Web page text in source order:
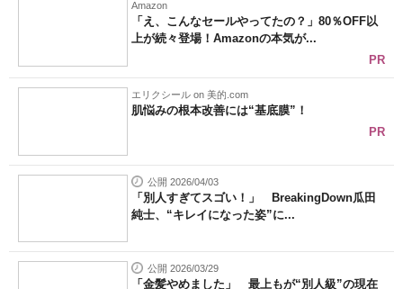
Amazon
「え、こんなセールやってたの？」80％OFF以
上が続々登場！Amazonの本気が...
PR
エリクシール on 美的.com
肌悩みの根本改善には“基底膜”！
PR
公開 2026/04/03
「別人すぎてスゴい！」 BreakingDown瓜田
純士、“キレイになった姿”に...
公開 2026/03/29
「金髪やめました」 最上もが“別人級”の現在